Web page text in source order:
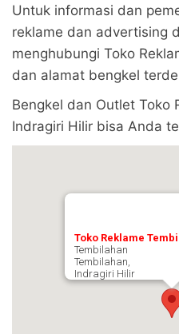
Untuk informasi dan
reklame dan advertising
menghubungi Toko
dan alamat bengkel
Bengkel dan Outlet Toko
Indragiri Hilir bisa Anda
Toko Reklame
Tembilahan
Tembilahan,
Indragiri Hilir